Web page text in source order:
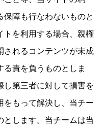
保障も行なわないものと
トを利用する場合、親権
されるコンテンツが未成
責を負うものとしま
し第三者に対して損害を
をもって解決し、当チー
とします。当チームは当